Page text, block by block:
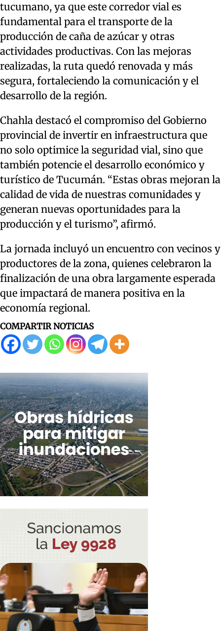
tucumano, ya que este corredor vial es
fundamental para el transporte de la
producción de caña de azúcar y otras
actividades productivas. Con las mejoras
realizadas, la ruta quedó renovada y más
segura, fortaleciendo la comunicación y el
desarrollo de la región.
Chahla destacó el compromiso del Gobierno
provincial de invertir en infraestructura que
no solo optimice la seguridad vial, sino que
también potencie el desarrollo económico y
turístico de Tucumán. “Estas obras mejoran la
calidad de vida de nuestras comunidades y
generan nuevas oportunidades para la
producción y el turismo”, afirmó.
La jornada incluyó un encuentro con vecinos y
productores de la zona, quienes celebraron la
finalización de una obra largamente esperada
que impactará de manera positiva en la
economía regional.
COMPARTIR NOTICIAS